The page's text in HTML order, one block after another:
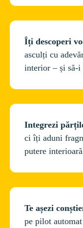
Îți descoperi
asculți cu
Integrezi
ci îți aduni
putere
Te așezi
pe pilot